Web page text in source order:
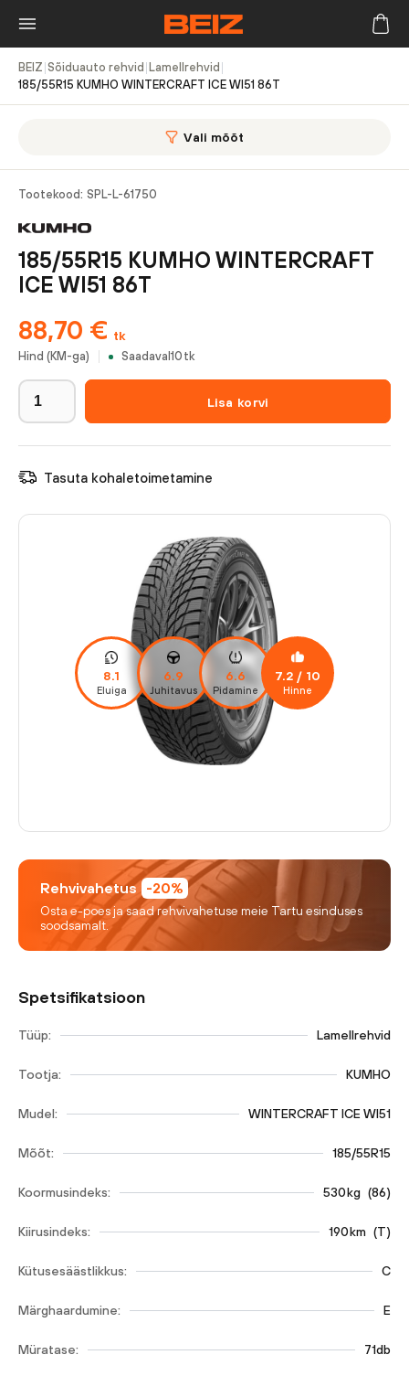
BEIZ Sõiduauto rehvid Lamellrehvid
185/55R15 KUMHO WINTERCRAFT ICE WI51 86T
Vali mõõt
8.1
Eluiga
6.9
Juhitavus
6.6
Pidamine
7.2 / 10
Hinne
Rehvivahetus -20%
Osta e-poes ja saad rehvivahetuse meie Tartu esinduses
soodsamalt.
Spetsifikatsioon
Tüüp: Lamellrehvid
Tootja: KUMHO
Mudel: WINTERCRAFT ICE WI51
Mõõt: 185/55R15
Koormusindeks: 530kg (86)
Kiirusindeks: 190km (T)
Kütusesäästlikkus: C
Märghaardumine: E
Müratase: 71db
Tootekood: SPL-L-61750
185/55R15 KUMHO WINTERCRAFT
ICE WI51 86T
88,70 € tk
Hind (KM-ga) Saadaval 10 tk
Lisa korvi
Tasuta kohaletoimetamine